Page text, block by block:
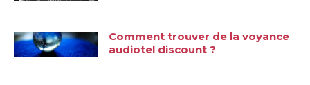
Comment trouver de la voyance
audiotel discount ?